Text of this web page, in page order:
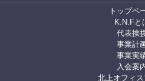
トップペ
K.N.Fと
代表挨
事業計
事業実
入会案
北上オフィ